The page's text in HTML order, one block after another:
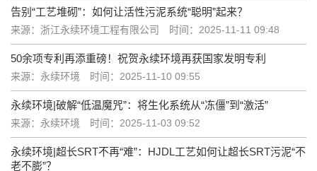
告别“工艺堆砌”：如何让活性污泥系统“聪明”起来？
来源：浙江永续环境工程有限公司 时间：2025-11-11 09:48
50余项专利再添重磅！祝贺永续环境再获国家发明专利
来源：永续环境 时间：2025-11-10 09:55
永续环境|破解“低温魔咒”：将生化系统从“冻僵”到“激活”
来源：永续环境 时间：2025-11-03 09:52
永续环境|超长SRT不再“难”：HJDL工艺如何让超长SRT污泥“不
老不膨”？